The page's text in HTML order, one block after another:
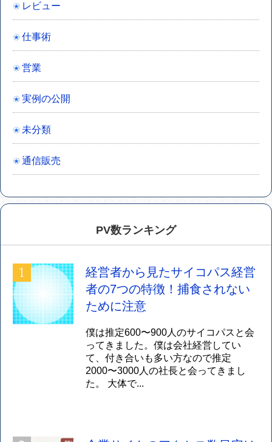
レビュー
仕事術
営業
実例の公開
未分類
通信販売
PV数ランキング
経営者から見たサイコパス経営
者の7つの特徴！捕食されない
ために注意
僕は推定600〜900人のサイコパスと会
ってきました。僕は会社経営してい
て、付き合いも多い方なので推定
2000〜3000人の社長と会ってきまし
た。 大体で...